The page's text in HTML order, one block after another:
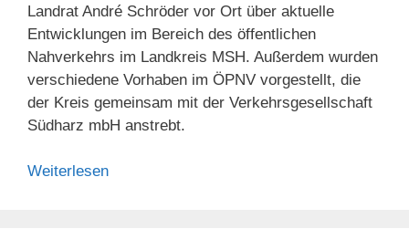
Landrat André Schröder vor Ort über aktuelle
Entwicklungen im Bereich des öffentlichen
Nahverkehrs im Landkreis MSH. Außerdem wurden
verschiedene Vorhaben im ÖPNV vorgestellt, die
der Kreis gemeinsam mit der Verkehrsgesellschaft
Südharz mbH anstrebt.
Weiterlesen